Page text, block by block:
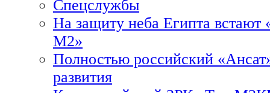
Спецслужбы
На защиту неба Египта встают
М2»
Полностью российский
развития